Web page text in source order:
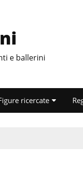
e ballerini
ricercate